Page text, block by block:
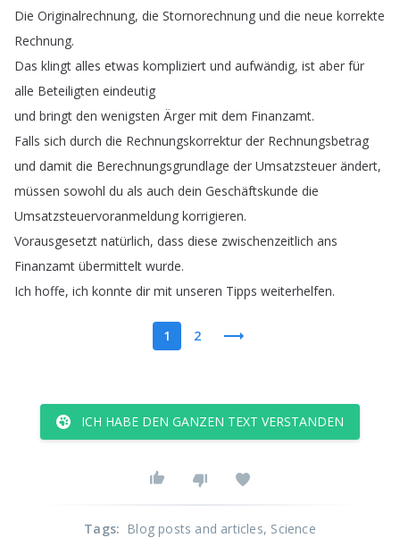
Die Originalrechnung, die Stornorechnung und die neue korrekte
Rechnung.
Das klingt alles etwas kompliziert und aufwändig, ist aber für
alle Beteiligten eindeutig
und bringt den wenigsten Ärger mit dem Finanzamt.
Falls sich durch die Rechnungskorrektur der Rechnungsbetrag
und damit die Berechnungsgrundlage der Umsatzsteuer ändert,
müssen sowohl du als auch dein Geschäftskunde die
Umsatzsteuervoranmeldung korrigieren.
Vorausgesetzt natürlich, dass diese zwischenzeitlich ans
Finanzamt übermittelt wurde.
Ich hoffe, ich konnte dir mit unseren Tipps weiterhelfen.
1 2
ICH HABE DEN GANZEN TEXT VERSTANDEN
Tags: Blog posts and articles, Science